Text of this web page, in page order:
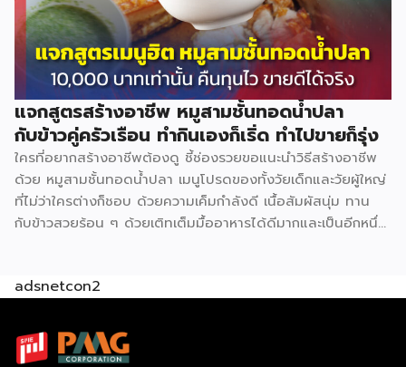
แจกสูตรสร้างอาชีพ หมูสามชั้นทอดน้ำปลา
กับข้าวคู่ครัวเรือน ทำกินเองก็เริ่ด ทำไปขายก็รุ่ง
ใครที่อยากสร้างอาชีพต้องดู ชี้ช่องรวยขอแนะนำวิธีสร้างอาชีพ
ด้วย หมูสามชั้นทอดน้ำปลา เมนูโปรดของทั้งวัยเด็กและวัยผู้ใหญ่
ที่ไม่ว่าใครต่างก็ชอบ ด้วยความเค็มกำลังดี เนื้อสัมผัสนุ่ม ทาน
กับข้าวสวยร้อน ๆ ด้วยเติทเต็มมื้ออาหารได้ดีมากและเป็นอีกหนึ่ง
วัตถุดิบหลัก หมูสามชั้น 2 กก. 340 บาท น้ำปลา 1.5 ลิตร 57
บาท มะนาว 10 ลูก 26 บาท ข้าวคั่ว 70 ก. 45 บาท พริกป่น 100
ก. 22 บาท หอมแดง 500 ก. 45 […]
adsnetcon2